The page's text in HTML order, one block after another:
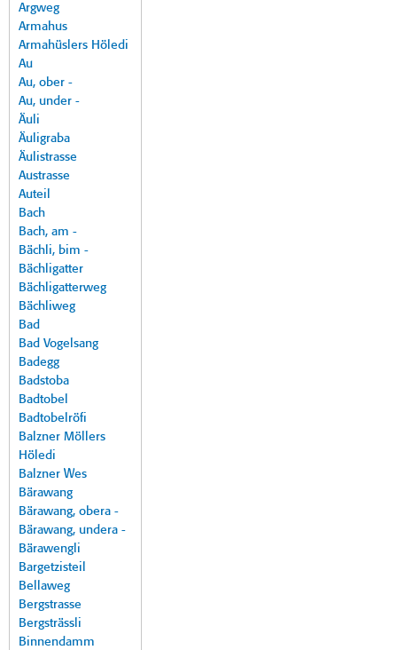
Argweg
Armahus
Armahüslers Höledi
Au
Au, ober -
Au, under -
Äuli
Äuligraba
Äulistrasse
Austrasse
Auteil
Bach
Bach, am -
Bächli, bim -
Bächligatter
Bächligatterweg
Bächliweg
Bad
Bad Vogelsang
Badegg
Badstoba
Badtobel
Badtobelröfi
Balzner Möllers
Höledi
Balzner Wes
Bärawang
Bärawang, obera -
Bärawang, undera -
Bärawengli
Bargetzisteil
Bellaweg
Bergstrasse
Bergsträssli
Binnendamm